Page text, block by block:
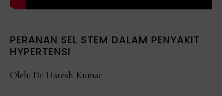
PERANAN SEL STEM DALAM PENYAKIT
HYPERTENSI
Oleh: Dr Haresh Kumar